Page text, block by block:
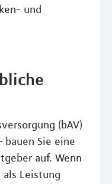
und
(bAV)
bauen Sie eine
auf. Wenn
Leistung